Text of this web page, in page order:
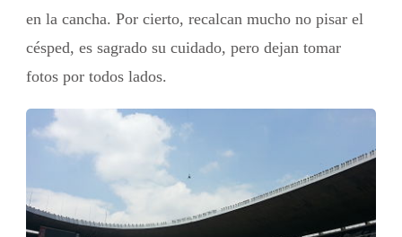
en la cancha. Por cierto, recalcan mucho no pisar el
césped, es sagrado su cuidado, pero dejan tomar
fotos por todos lados.